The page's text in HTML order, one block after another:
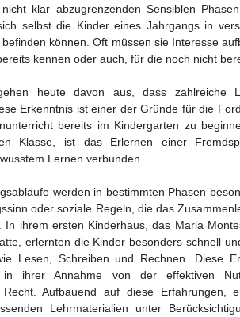
klar abzugrenzenden Sensiblen
selbst die Kinder eines Jahrgangs in
können. Oft müssen sie Interesse
kennen oder auch, für die noch nicht
heute davon aus, dass zahlreiche
Erkenntnis ist einer der Gründe für die
bereits im Kindergarten zu
Klasse, ist das Erlernen einer
Lernen verbunden.
werden in bestimmten Phasen
oder soziale Regeln, die das
In ihrem ersten Kinderhaus, das Maria
erlernten die Kinder besonders schnell
Lesen, Schreiben und Rechnen. Diese
in ihrer Annahme von der effektiven
Recht. Aufbauend auf diese Erfahrungen,
Lehrmaterialien unter